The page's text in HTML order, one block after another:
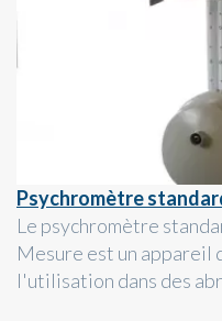
Psychromètre
Le psychromètre
Mesure est un appareil
l'utilisation dans des